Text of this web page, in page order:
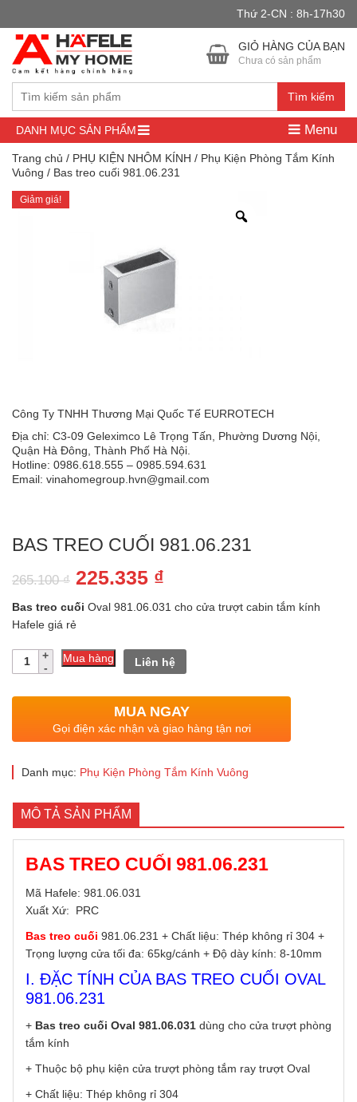
Thứ 2-CN : 8h-17h30
Tìm kiếm
GIỎ HÀNG CỦA BẠN
Chưa có sản phẩm
DANH MỤC SẢN PHẨM Menu
Trang chủ / PHỤ KIỆN NHÔM KÍNH / Phụ Kiện Phòng Tắm Kính
Vuông / Bas treo cuối 981.06.231
Giảm giá!
Công Ty TNHH Thương Mại Quốc Tế EURROTECH
Địa chỉ: C3-09 Geleximco Lê Trọng Tấn, Phường Dương Nội,
Quận Hà Đông, Thành Phố Hà Nội.
Hotline: 0986.618.555 – 0985.594.631
Email: vinahomegroup.hvn@gmail.com
BAS TREO CUỐI 981.06.231
265.100₫ Giá
gốc
là:
265.100 ₫.
225.335 ₫
hiện
là:
225.335 ₫.
Bas treo cuối Oval 981.06.031 cho cửa trượt cabin tắm kính
Hafele giá rẻ
Số
lượng
Mua hàng Liên hệ
MUA NGAY
Gọi điện xác nhận và giao hàng tận nơi
Danh mục: Phụ Kiện Phòng Tắm Kính Vuông
MÔ TẢ SẢN PHẨM
BAS TREO CUỐI 981.06.231
Mã Hafele: 981.06.031
Xuất Xứ: PRC
Bas treo cuối 981.06.231 + Chất liệu: Thép không rỉ 304 +
Trọng lượng cửa tối đa: 65kg/cánh + Độ dày kính: 8-10mm
I. ĐẶC TÍNH CỦA BAS TREO CUỐI OVAL
981.06.231
+ Bas treo cuối Oval 981.06.031 dùng cho cửa trượt phòng
tắm kính
+ Thuộc bộ phụ kiện cửa trượt phòng tắm ray trượt Oval
+ Chất liệu: Thép không rỉ 304
Đây là cửa hàng demo nhằm mục đích thử nghiệm — các đơn hàng
sẽ không có hiệu lực.